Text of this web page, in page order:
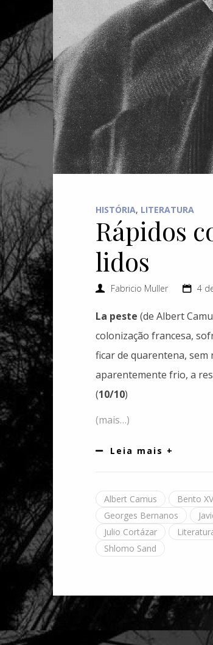
HISTÓRIA, LITERATURA
Rápidos
lidos
Fabricio Muller 4
La peste (de Albert
colonização francesa,
ficar de quarentena,
aparentemente frio, a
(10/10)
(mais…)
Leia mais +
Albert Camus Bento
Georges Bernanos
Julio Cortázar
Shlomo Sand